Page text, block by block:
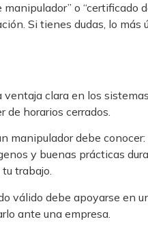
o
Si tienes dudas, lo
clara en los
horarios cerrados.
manipulador debe
y buenas prácticas
trabajo.
válido debe apoyarse en
ante una empresa.